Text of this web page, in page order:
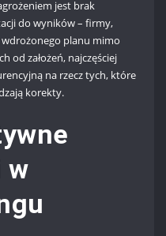
jest brak
do wyników – firmy,
planu mimo
od założeń, najczęściej
na rzecz tych, które
korekty.
w